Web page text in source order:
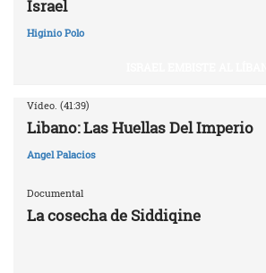
Israel
Higinio Polo
Vídeo. (41:39)
Libano: Las Huellas Del Imperio
Angel Palacios
Documental
La cosecha de Siddiqine